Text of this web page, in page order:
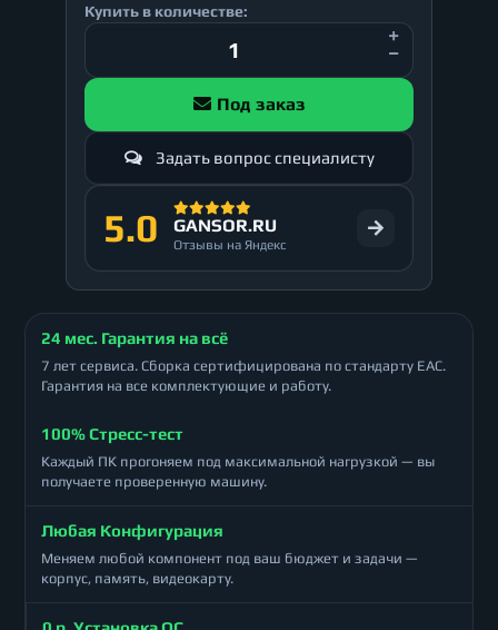
Купить в количестве:
Под заказ
Задать вопрос специалисту
5.0 GANSOR.RU
Отзывы на Яндекс
24 мес. Гарантия на всё
7 лет сервиса. Сборка сертифицирована по стандарту ЕАС.
Гарантия на все комплектующие и работу.
100% Стресс-тест
Каждый ПК прогоняем под максимальной нагрузкой — вы
получаете проверенную машину.
Любая Конфигурация
Меняем любой компонент под ваш бюджет и задачи —
корпус, память, видеокарту.